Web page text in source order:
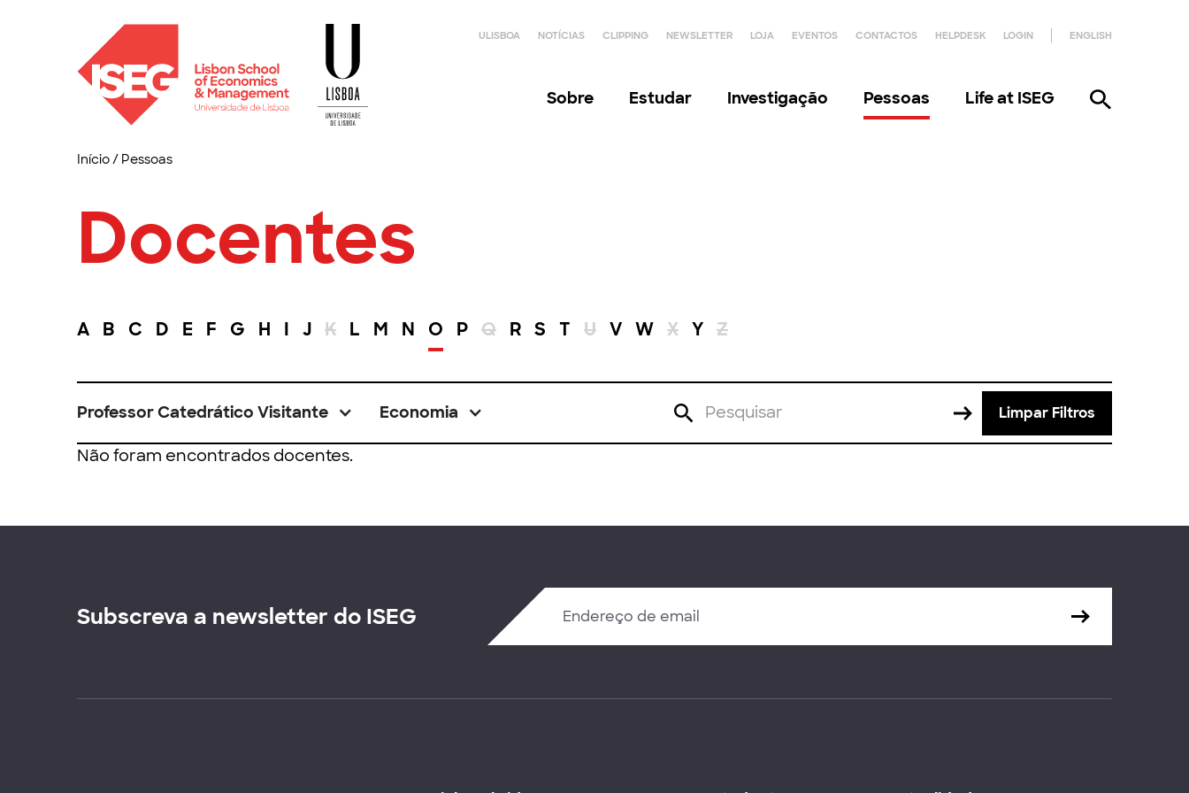
ULISBOA NOTÍCIAS CLIPPING NEWSLETTER LOJA EVENTOS CONTACTOS HELPDESK LOGIN ENGLISH
Sobre Estudar Investigação Pessoas Life at ISEG
Início/ Pessoas
Docentes
A B C D E F G H I J K L M N O P Q R S T U V W X Y Z
Professor Catedrático Visitante Economia Limpar Filtros
Não foram encontrados docentes.
Subscreva a newsletter do ISEG